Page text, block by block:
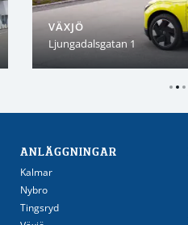
VÄXJÖ
Ljungadalsgatan 1
ANLÄGGNINGAR
Kalmar
Nybro
Tingsryd